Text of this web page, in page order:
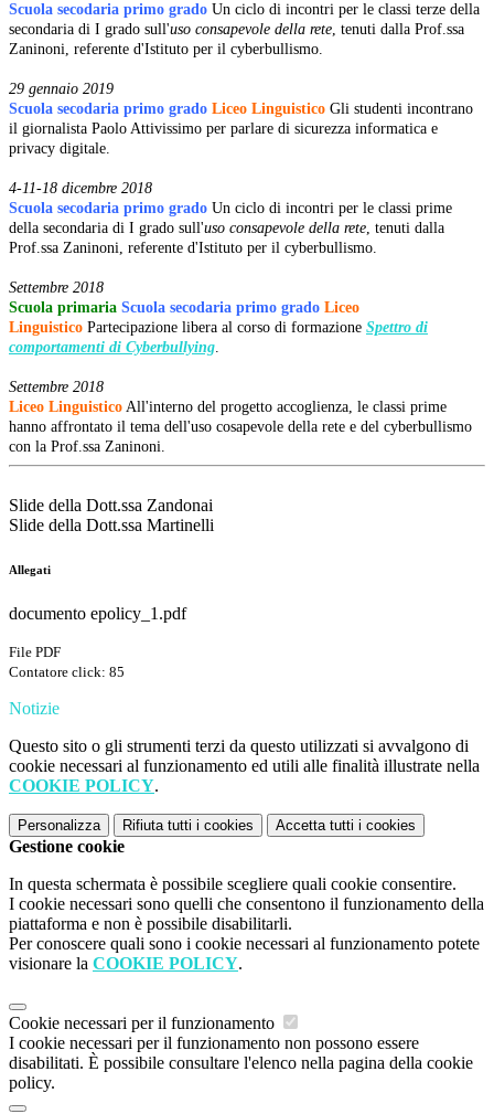
Scuola secodaria primo grado Un ciclo di incontri per le classi terze della
secondaria di I grado sull'uso consapevole della rete, tenuti dalla Prof.ssa
Zaninoni, referente d'Istituto per il cyberbullismo.
29 gennaio 2019
Scuola secodaria primo grado Liceo Linguistico Gli studenti incontrano
il giornalista Paolo Attivissimo per parlare di sicurezza informatica e
privacy digitale.
4-11-18 dicembre 2018
Scuola secodaria primo grado Un ciclo di incontri per le classi prime
della secondaria di I grado sull'uso consapevole della rete, tenuti dalla
Prof.ssa Zaninoni, referente d'Istituto per il cyberbullismo.
Settembre 2018
Scuola primaria Scuola secodaria primo grado Liceo
Linguistico Partecipazione libera al corso di formazione Spettro di
comportamenti di Cyberbullying.
Settembre 2018
Liceo Linguistico All'interno del progetto accoglienza, le classi prime
hanno affrontato il tema dell'uso cosapevole della rete e del cyberbullismo
con la Prof.ssa Zaninoni.
Slide della Dott.ssa Zandonai
Slide della Dott.ssa Martinelli
Allegati
documento epolicy_1.pdf
File PDF
Contatore click: 85
Notizie
Questo sito o gli strumenti terzi da questo utilizzati si avvalgono di
cookie necessari al funzionamento ed utili alle finalità illustrate nella
COOKIE POLICY.
Personalizza Rifiuta tutti i cookies Accetta tutti i cookies
Gestione cookie
In questa schermata è possibile scegliere quali cookie consentire.
I cookie necessari sono quelli che consentono il funzionamento della
piattaforma e non è possibile disabilitarli.
Per conoscere quali sono i cookie necessari al funzionamento potete
visionare la COOKIE POLICY.
Cookie necessari per il funzionamento
I cookie necessari per il funzionamento non possono essere
disabilitati. È possibile consultare l'elenco nella pagina della cookie
policy.